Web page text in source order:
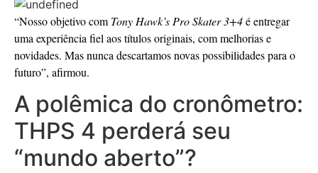
“Nosso objetivo com Tony Hawk’s Pro Skater 3+4é entregar
uma experiência fiel aos títulos originais, com melhorias e
novidades. Mas nunca descartamos novas possibilidades para o
futuro”, afirmou.
A polêmica do cronômetro:
THPS 4 perderá seu
“mundo aberto”?